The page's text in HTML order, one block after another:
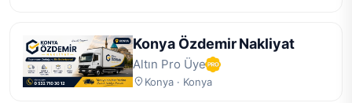
Konya Özdemir Nakliyat
Altın Pro Üye
Konya · Konya